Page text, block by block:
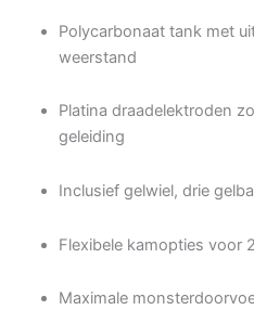
Polycarbonaat tank met
weerstand
Platina draadelektroden
geleiding
Inclusief gelwiel, drie
Flexibele kamopties voor
Maximale